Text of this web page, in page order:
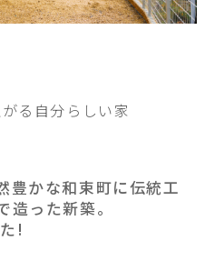
る自分らしい家
豊かな和束町に伝統工
った新築。
!